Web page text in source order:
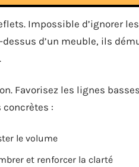
Impossible d’ignorer les
dessus d’un meuble, ils
Favorisez les lignes
:
le volume
et renforcer la clarté